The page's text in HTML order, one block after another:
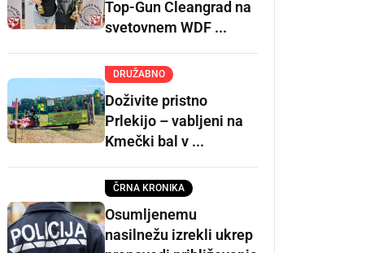
Top-Gun Cleangrad na
svetovnem WDF ...
DRUŽABNO
Doživite pristno
Prlekijo – vabljeni na
Kmečki bal v ...
ČRNA KRONIKA
Osumljenemu
nasilnežu izrekli ukrep